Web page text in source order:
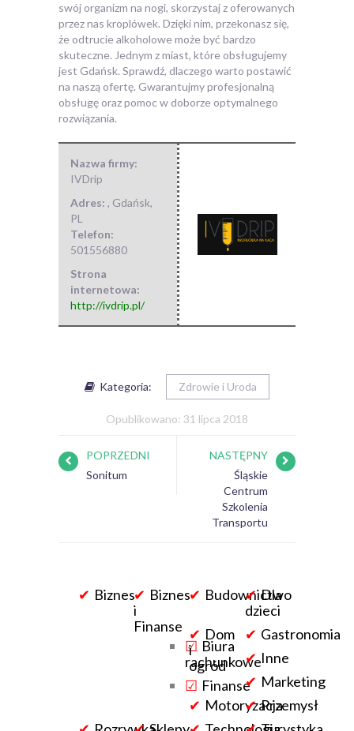
swój organizm na nogi, skorzystaj z oferowanych
przez nas kroplówek. Dzięki nim, przekonasz się,
że odtrucie alkoholowe może być bardzo
skuteczne. Jednym z miast, które obsługujemy
jest Gdańsk. Sprawdź, dlaczego warto postawić
na naszą ofertę. Gwarantujmy profesjonalną
obsługę oraz pomoc w doborze optymalnego
rozwiązania.
Nazwa firmy:
IVDrip
Adres: , Gdańsk,
PL
Telefon:
501556880
Strona
internetowa:
http://ivdrip.pl/
Kategoria: Zdrowie i Uroda
Opublikowano: 31 lipca 2018
POPRZEDNI
Sonitum
NASTĘPNY
Śląskie
Centrum
Szkolenia
Transportu
Biznes
Biznes
i
Finanse
Biura
rachunkowe
Finanse
Budownictwo
Dla
dzieci
Dom
i
ogród
Gastronomia
Inne
Marketing
MotoryzacjaPrzemysł